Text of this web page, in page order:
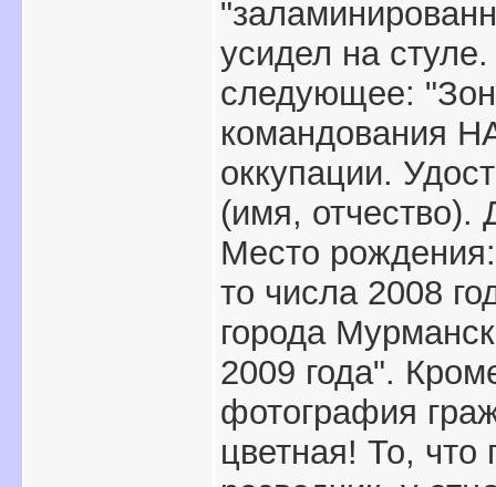
усидел на
следующее:
командования
оккупации.
(имя, отчество).
Место
то числа 2008
города
2009 года".
фотография
цветная! То,